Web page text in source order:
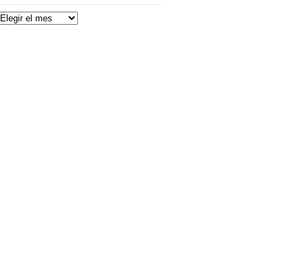
Archivo